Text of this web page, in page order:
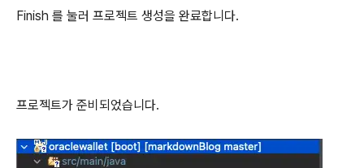
Finish 를 눌러 프로젝트 생성을 완료합니다.
프로젝트가 준비되었습니다.